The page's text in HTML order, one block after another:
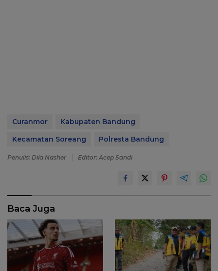
Curanmor
Kabupaten Bandung
Kecamatan Soreang
Polresta Bandung
Penulis: Dila Nasher Editor: Acep Sandi
Baca Juga